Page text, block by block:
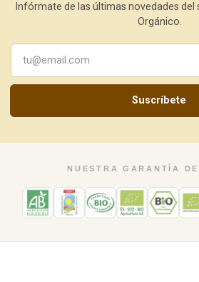
Infórmate de las últimas novedades del
Orgánico.
Suscríbete
NUESTRA GARANTÍA